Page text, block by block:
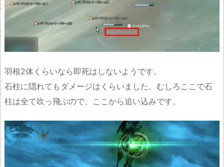
羽根2体くらいなら即死はしないようです。
石柱に隠れてもダメージはくらいました。むしろここで石
柱は全て吹っ飛ぶので、ここから追い込みです。